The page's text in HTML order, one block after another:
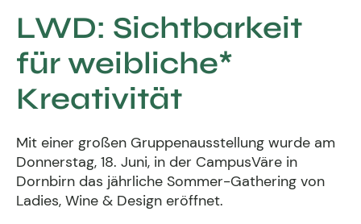
Gründen & Werbeberufe
Agenturleitfaden
Aus- & Weiterbildung
BildungsPlus Förderung
Lehre
Weiterbildungen
Fachgruppe
Ausschuss - wir für euch
Fachgruppen-Büro
Kreativpreis
Agentur gesucht?
LWD: Sichtbarkeit
für weibliche*
Kreativität
Mit einer großen Gruppenausstellung wurde am
Donnerstag, 18. Juni, in der CampusVäre in
Dornbirn das jährliche Sommer-Gathering von
Ladies, Wine & Design eröffnet.